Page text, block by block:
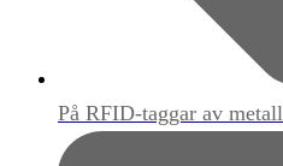
På RFID-taggar av metall